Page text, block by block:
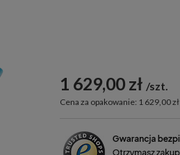
1 629,00 zł szt.
Cena za opakowanie: 1 629,00 zł